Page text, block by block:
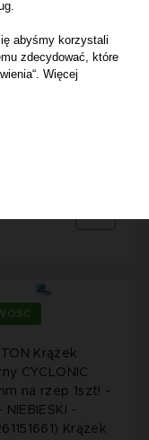
CYCLONIC
op) -
Krążek
Krążek
CYCLONIC
na rzep 1szt! -
NIEBIESKI -
Krążek
abyśmy korzystali
zdecydować, które
Więcej